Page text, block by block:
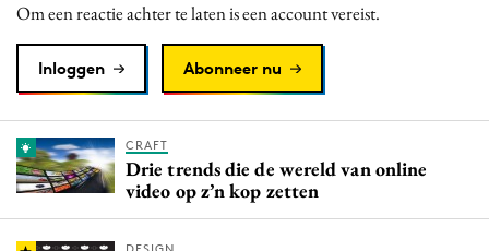
PR
Programmatic
Purpose Marketing
Om een reactie achter te laten is een account vereist.
Inloggen Abonneer nu
CRAFT
Drie trends die de wereld van online
video op z’n kop zetten